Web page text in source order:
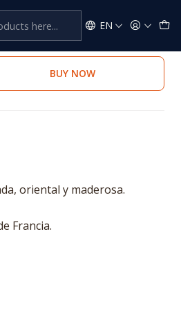
EN
BUY NOW
oriental y maderosa.
Francia.